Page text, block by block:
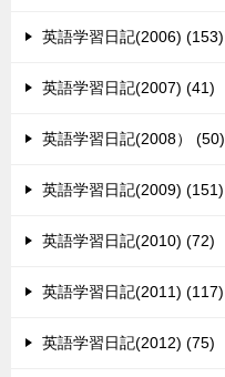
英語学習日記(2006) (153)
英語学習日記(2007) (41)
英語学習日記(2008） (50)
英語学習日記(2009) (151)
英語学習日記(2010) (72)
英語学習日記(2011) (117)
英語学習日記(2012) (75)